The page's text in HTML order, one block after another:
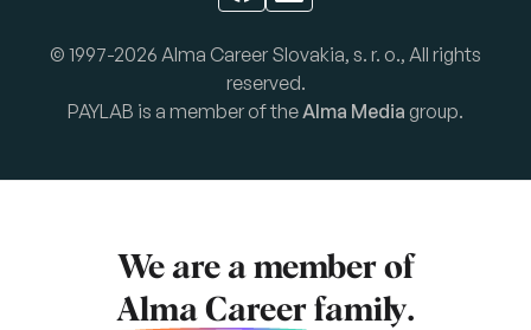
© 1997-2026 Alma Career Slovakia, s. r. o., All rights
reserved.
PAYLAB is a member of theAlma Media group.
We are a member of
Alma Career family.